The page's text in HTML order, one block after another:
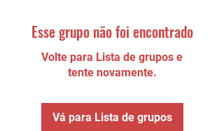
Esse grupo não foi encontrado
Volte para Lista de grupos e
tente novamente.
Vá para Lista de grupos